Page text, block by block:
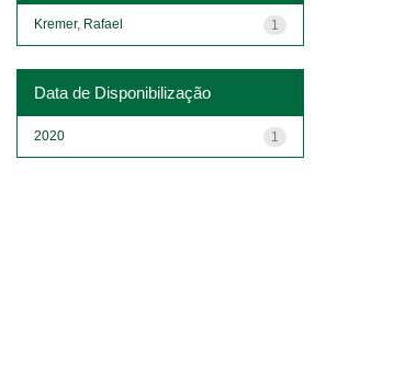
1
Kremer, Rafael
Data de Disponibilização
1
2020